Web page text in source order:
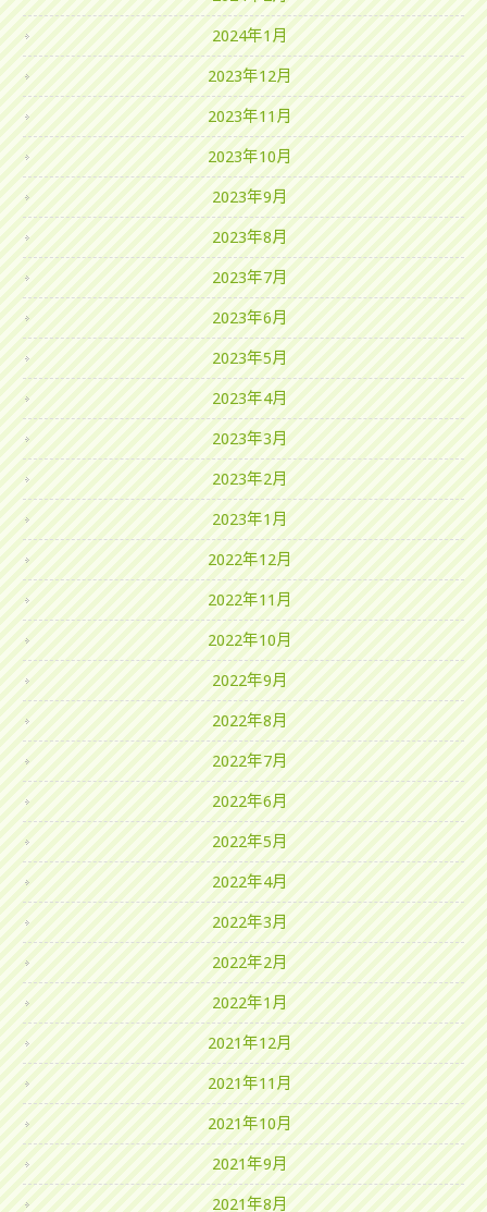
2024年1月
2023年12月
2023年11月
2023年10月
2023年9月
2023年8月
2023年7月
2023年6月
2023年5月
2023年4月
2023年3月
2023年2月
2023年1月
2022年12月
2022年11月
2022年10月
2022年9月
2022年8月
2022年7月
2022年6月
2022年5月
2022年4月
2022年3月
2022年2月
2022年1月
2021年12月
2021年11月
2021年10月
2021年9月
2021年8月